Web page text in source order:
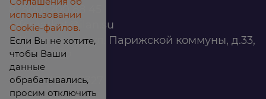
infomarket@ilan.su
г. Красноярск, ул. Парижской коммуны, д.33,
помещ. 302
ИНН: 2465263327
использовании
Cookie-файлов.
Если Вы не хотите,
чтобы Ваши
данные
обрабатывались,
просим отключить